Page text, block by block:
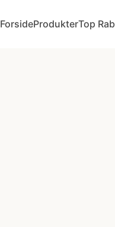
ForsideProdukterTop